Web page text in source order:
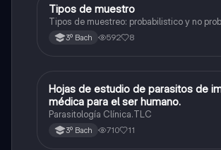
Otros
Tipos de muestro
Tipos de muestreo: probabilistico y no
3º Bach 592 8
Otros
Hojas de estudio de parasitos de
médica para el ser humano.
Parasitología Clínica.TLC
3º Bach 710 11